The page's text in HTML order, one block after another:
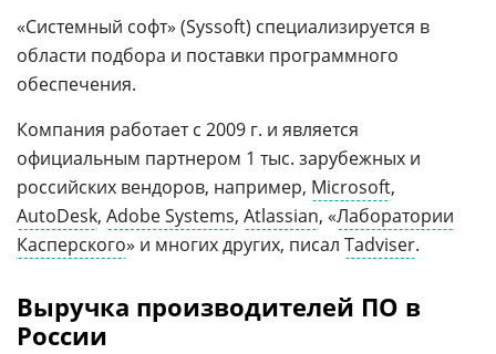
«Системный софт» (Syssoft) специализируется в
области подбора и поставки программного
обеспечения.
Компания работает с 2009 г. и является
официальным партнером 1 тыс. зарубежных и
российских вендоров, например, Microsoft,
AutoDesk, Adobe Systems, Atlassian, «Лаборатории
Касперского» и многих других, писал Tadviser.
Выручка производителей ПО в
России